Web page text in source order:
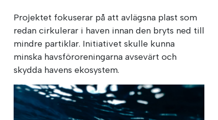
Projektet fokuserar på att avlägsna plast som
redan cirkulerar i haven innan den bryts ned till
mindre partiklar. Initiativet skulle kunna
minska havsföroreningarna avsevärt och
skydda havens ekosystem.